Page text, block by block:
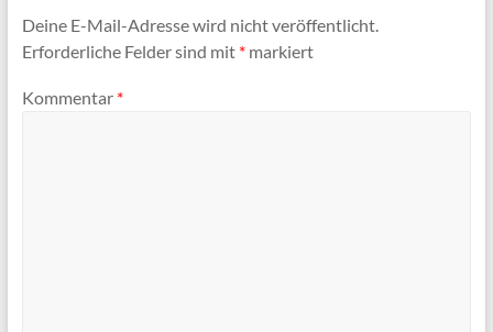
Deine E-Mail-Adresse wird nicht veröffentlicht.
Erforderliche Felder sind mit *markiert
Kommentar *